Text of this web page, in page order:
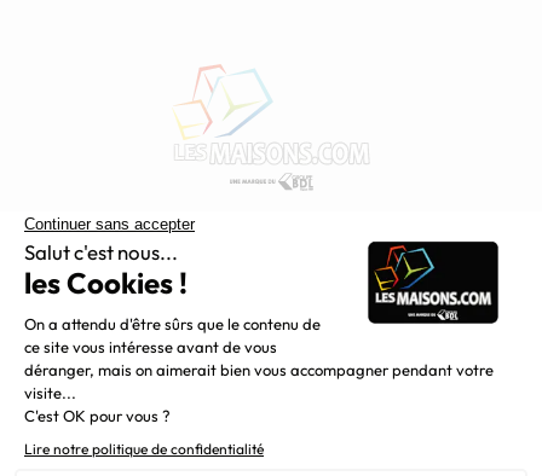
Constructeur de maisons individuelles, Maisons.com est une
filiale du Groupe BDL, leader de la construction dans le
grand nord de la France.
Liens utiles
Newsletter